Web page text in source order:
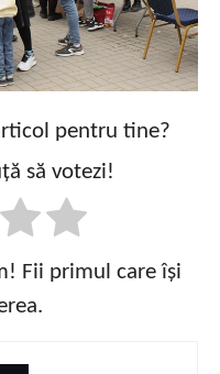
pentru tine?
să votezi!
Fii primul care își